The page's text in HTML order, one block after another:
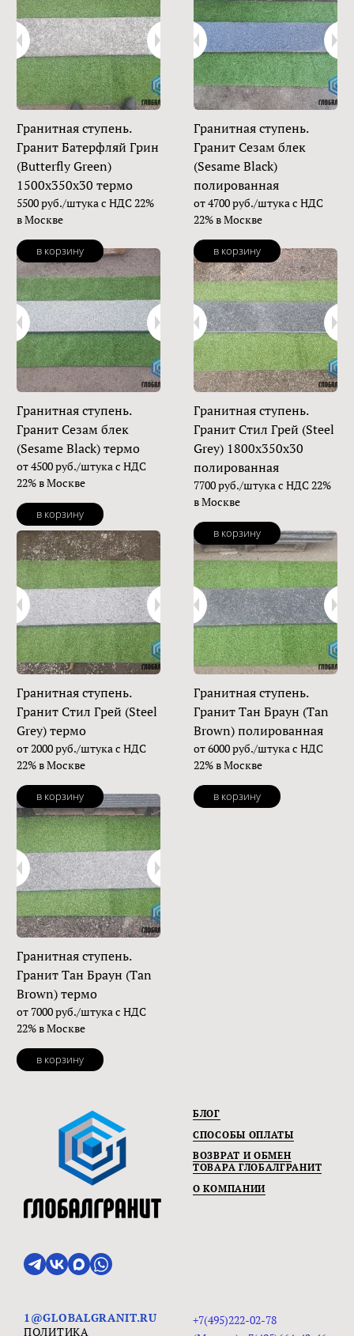
Гранитная ступень.
Гранит Батерфляй Грин
(Butterfly Green)
1500х350х30 термо
5500 руб./штука с НДС 22%
в Москве
в корзину
Гранитная ступень.
Гранит Сезам блек
(Sesame Black)
полированная
от 4700 руб./штука с НДС
22% в Москве
в корзину
Гранитная ступень.
Гранит Сезам блек
(Sesame Black) термо
от 4500 руб./штука с НДС
22% в Москве
в корзину
Гранитная ступень.
Гранит Стил Грей (Steel
Grey) 1800х350х30
полированная
7700 руб./штука с НДС 22%
в Москве
в корзину
Гранитная ступень.
Гранит Стил Грей (Steel
Grey) термо
от 2000 руб./штука с НДС
22% в Москве
в корзину
Гранитная ступень.
Гранит Тан Браун (Tan
Brown) полированная
от 6000 руб./штука с НДС
22% в Москве
в корзину
Гранитная ступень.
Гранит Тан Браун (Tan
Brown) термо
от 7000 руб./штука с НДС
22% в Москве
в корзину
БЛОГ
СПОСОБЫ ОПЛАТЫ
ВОЗВРАТ И ОБМЕН
ТОВАРА ГЛОБАЛГРАНИТ
О КОМПАНИИ
1@GLOBALGRANIT.RU
ПОЛИТИКА
+7(495)222-02-78